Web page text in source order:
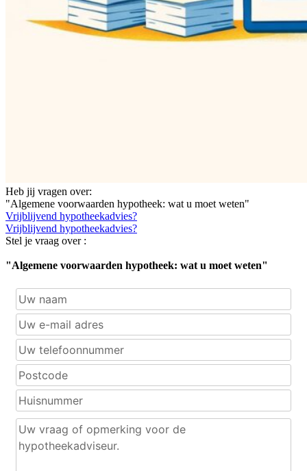
Heb jij vragen over:
"Algemene voorwaarden hypotheek: wat u moet weten"
Vrijblijvend hypotheekadvies?
Vrijblijvend hypotheekadvies?
Stel je vraag over :
"Algemene voorwaarden hypotheek: wat u moet weten"